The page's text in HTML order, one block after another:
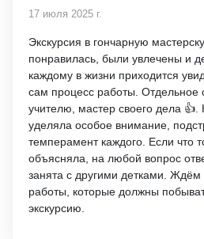
17 июля 2025 г.
Экскурсия в гончарную
понравилась, были увлечены и
каждому в жизни приходится
сам процесс работы. Отдельное
учителю, мастер своего дела
уделяла особое внимание,
темперамент каждого. Если что
объясняла, на любой вопрос
занята с другими детками.
работы, которые должны
экскурсию.